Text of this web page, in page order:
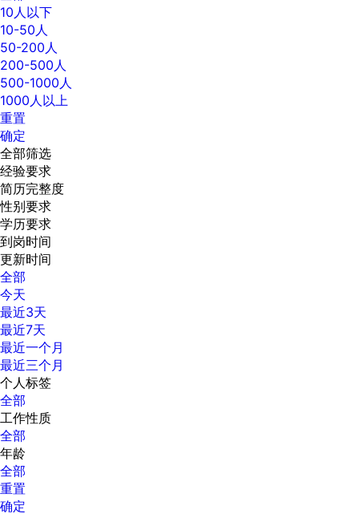
10人以下
10-50人
50-200人
200-500人
500-1000人
1000人以上
重置
确定
全部筛选
经验要求
简历完整度
性别要求
学历要求
到岗时间
更新时间
全部
今天
最近3天
最近7天
最近一个月
最近三个月
个人标签
全部
工作性质
全部
年龄
全部
重置
确定